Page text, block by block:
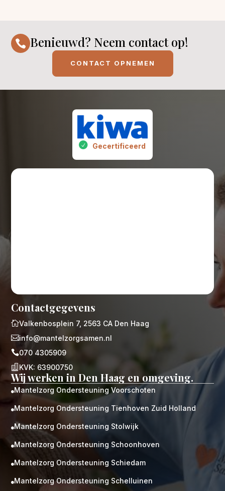
 Benieuwd? Neem contact op!
CONTACT OPNEMEN
Gecertificeerd
Contactgegevens
Valkenbosplein 7, 2563 CA Den Haag
info@mantelzorgsamen.nl
070 4305909
 KVK: 63900750
Wij werken in Den Haag en omgeving.
Mantelzorg Ondersteuning Voorschoten
Mantelzorg Ondersteuning Tienhoven Zuid Holland
Mantelzorg Ondersteuning Stolwijk
Mantelzorg Ondersteuning Schoonhoven
Mantelzorg Ondersteuning Schiedam
Mantelzorg Ondersteuning Schelluinen